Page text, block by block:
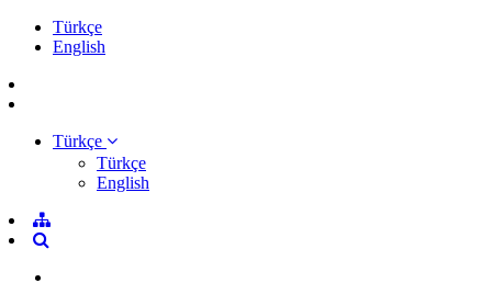
Türkçe
English
Türkçe
Türkçe
English